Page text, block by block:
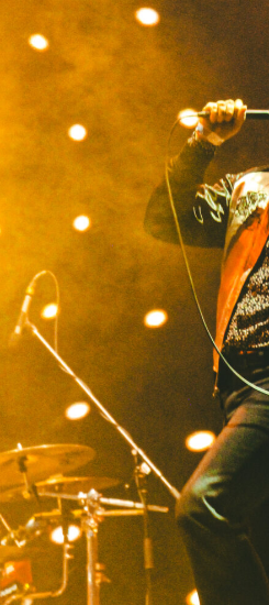
Suki Waterhouse estrena
su nuevo álbum
“Loveland”
Edwin Jimenez Julio 13, 2026